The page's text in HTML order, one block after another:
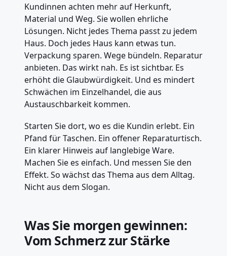
Kundinnen achten mehr auf Herkunft,
Material und Weg. Sie wollen ehrliche
Lösungen. Nicht jedes Thema passt zu jedem
Haus. Doch jedes Haus kann etwas tun.
Verpackung sparen. Wege bündeln. Reparatur
anbieten. Das wirkt nah. Es ist sichtbar. Es
erhöht die Glaubwürdigkeit. Und es mindert
Schwächen im Einzelhandel, die aus
Austauschbarkeit kommen.
Starten Sie dort, wo es die Kundin erlebt. Ein
Pfand für Taschen. Ein offener Reparaturtisch.
Ein klarer Hinweis auf langlebige Ware.
Machen Sie es einfach. Und messen Sie den
Effekt. So wächst das Thema aus dem Alltag.
Nicht aus dem Slogan.
Was Sie morgen gewinnen:
Vom Schmerz zur Stärke